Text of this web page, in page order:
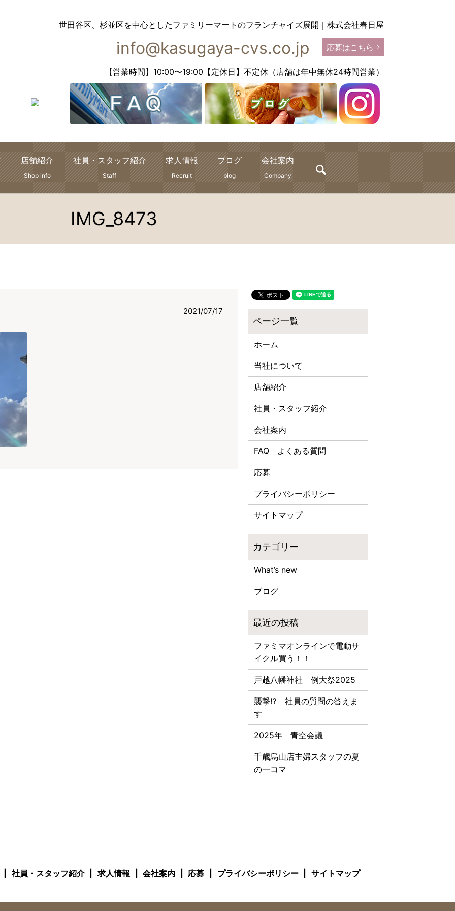
世田谷区、杉並区を中心としたファミリーマートのフランチャイズ展開｜株式会社春日屋
info@kasugaya-cvs.co.jp 応募はこちら
【営業時間】10:00〜19:00【定休日】不定休（店舗は年中無休24時間営業）
店舗紹介
Shop info
社員・スタッフ紹介
Staff
求人情報
Recruit
ブログ
blog
会社案内
Company search
IMG_8473
2021/07/17
ホーム
当社について
店舗紹介
社員・スタッフ紹介
会社案内
FAQ よくある質問
応募
プライバシーポリシー
サイトマップ
What’s new
ブログ
ファミマオンラインで電動サ
イクル買う！！
戸越八幡神社 例大祭2025
襲撃⁉ 社員の質問の答えま
す
2025年 青空会議
千歳烏山店主婦スタッフの夏
の一コマ
社員・スタッフ紹介 求人情報 会社案内 応募 プライバシーポリシー サイトマップ